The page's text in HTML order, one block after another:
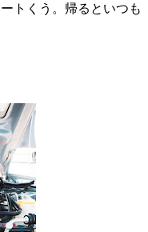
トくう。帰るといつも